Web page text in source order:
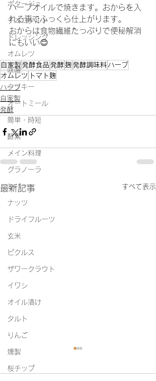
ポタージュ
チョコタルト
ドレッシング
オムレツ
味噌
クッキー
オートミール
簡単・時短
酵素
メイン料理
グラノーラ
レバー
ナッツ
ドライフルーツ
玄米
ピクルス
ザワークラウト
イワシ
オイル漬け
タルト
りんご
燻製
桜チップ
ハーブオイルで焼きます。おからを入
れる事でふっくら仕上がります。
おからは食物繊維たっぷりで便秘解消
にもいい😊
自家製 発酵食品 発酵麹 発酵調味料 ハーブ
オムレツ
トマト麹
ハーブ
自家製
発酵
最新記事 すべて表示